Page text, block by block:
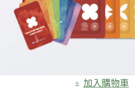
加入購物車